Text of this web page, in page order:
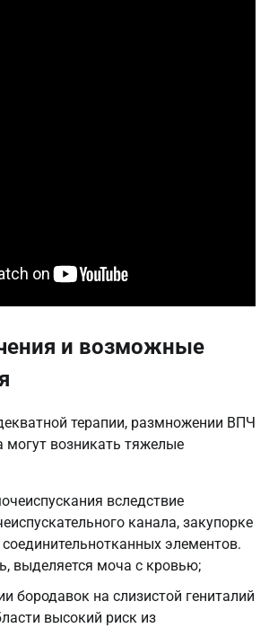
и возможные
терапии, размножении ВПЧ
могут возникать тяжелые
вследствие
канала, закупорке
элементов.
выделяется моча с кровью;
бородавок на слизистой гениталий
высокий риск из